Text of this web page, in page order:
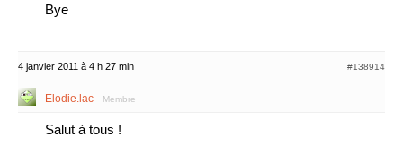
Bye
4 janvier 2011 à 4 h 27 min #138914
Elodie.lac Membre
Salut à tous !